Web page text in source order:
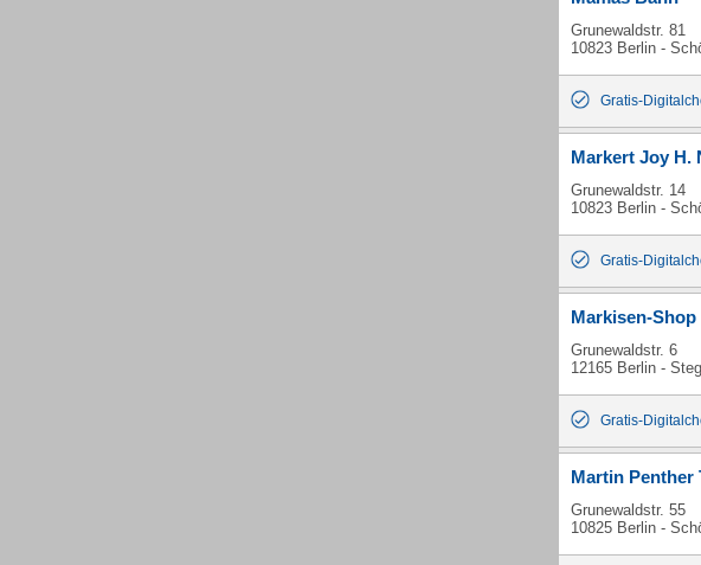
Grunewaldstr. 81
10823 Berlin -
Gratis-
Markert Joy H.
Grunewaldstr. 14
10823 Berlin -
Gratis-
Markisen-
Grunewaldstr. 6
12165 Berlin -
Gratis-
Martin Penther
Grunewaldstr. 55
10825 Berlin -